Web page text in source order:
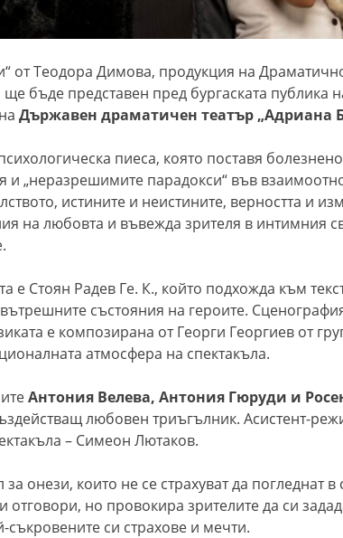
от Теодора Димова, продукция на
бъде представен пред бургаската публика
Държавен драматичен театър „Адриана
пиеса, която поставя
и „неразрешимите парадокси“ във
истините и неистините, верността и
на любовта и въвежда зрителя в интимния
е Стоян Радев Ге. К., който подхожда към
състояния на героите.
е композирана от Георги Георгиев от
атмосфера на спектакъла.
Антония Велева, Антония Гюруди и
любовен триъгълник. Асистент-
– Симеон Лютаков.
онези, които не се страхуват да погледнат в
отговори, но провокира зрителите да си
съкровените си страхове и мечти.